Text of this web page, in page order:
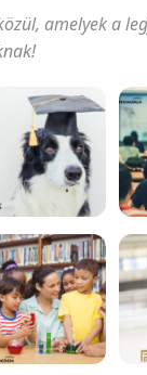
amelyek a